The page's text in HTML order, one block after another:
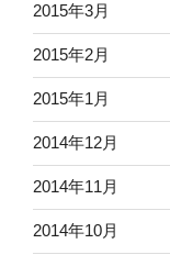
2015年3月
2015年2月
2015年1月
2014年12月
2014年11月
2014年10月